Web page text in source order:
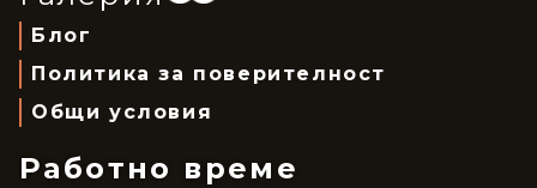
Блог
Политика за поверителност
Общи условия
Работно време